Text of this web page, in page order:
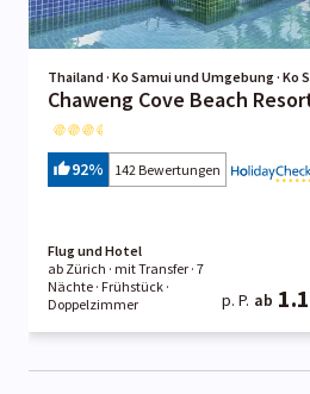
Thailand · Ko Samui und Umgebung · Ko
Chaweng Cove Beach
92% 142 Bewertungen
Flug und Hotel
ab Zürich · mit Transfer · 7
Nächte · Frühstück ·
Doppelzimmer
p. P. ab